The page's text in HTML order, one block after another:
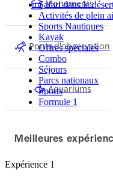
Safari dans le
Activités de plein
Sports Nautiques
Kayak
Offres spéciales
Combo
Séjours
Parcs nationaux
Sports
Formule 1
Monuments
Ponts d'observation
Aquariums
Meilleures
Expérience 1